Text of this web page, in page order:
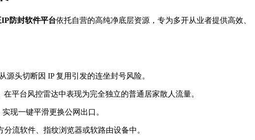
防封软件平台依托自营的高纯净底层资源，专为多开从业者提供高效、
从源头切断因 IP 复用引发的连坐封号风险。
平台风控雷达中表现为完全独立的普通居家散人流量。
现一键平滑更换公网出口。
流软件、指纹浏览器或软路由设备中。